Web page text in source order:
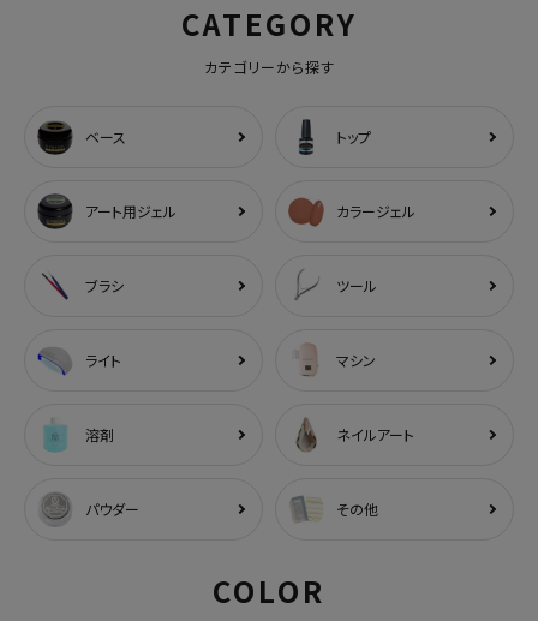
CATEGORY
カテゴリーから探す
ベース トップ
アート用ジェル カラージェル
ブラシ ツール
ライト マシン
溶剤 ネイルアート
パウダー その他
COLOR